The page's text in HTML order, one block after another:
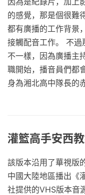
的感覺，那是個很難
都有廣播的工作背景
接觸配音工作。 不過
不一樣，因為廣播主
職開始，播音員們都
身為湘北高中隊長的
灌籃高手安西
該版本沿用了華視版
中國大陸地區播出《
社提供的VHS版本音